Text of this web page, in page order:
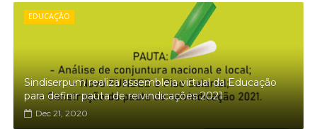
EDUCAÇÃO
Sindiserpum realiza assembleia virtual da Educação
para definir pauta de reivindicações 2021
Dec 21, 2020